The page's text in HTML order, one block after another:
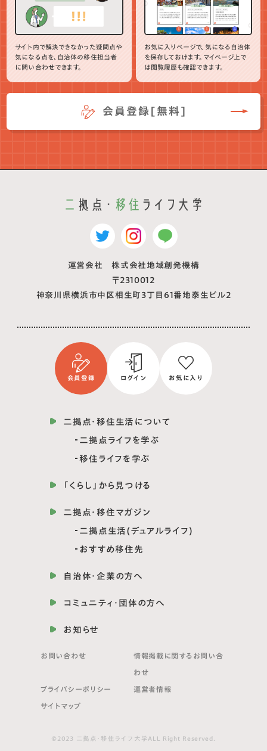
サイト内で解決できなかった疑問点や
気になる点を、自治体の移住担当者
に問い合わせできます。
お気に入りページで、気になる自治体
を保存しておけます。マイページ上で
は閲覧履歴も確認できます。
会員登録[無料]
運営会社 株式会社地域創発機構
〒2310012
神奈川県横浜市中区相生町3丁目61番地泰生ビル2
会員登録 ログイン お気に入り
二拠点・移住生活について
二拠点ライフを学ぶ
移住ライフを学ぶ
「くらし」から見つける
二拠点・移住マガジン
二拠点生活(デュアルライフ)
おすすめ移住先
自治体・企業の方へ
コミュニティ・団体の方へ
お知らせ
お問い合わせ 情報掲載に関する お問い合
わせ
プライバシーポリシー 運営者情報
サイトマップ
©2023 二拠点・移住ライフ大学ALL Right Reserved.